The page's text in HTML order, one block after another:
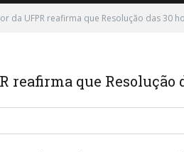
da UFPR reafirma que Resolução das 30
reafirma que Resolução